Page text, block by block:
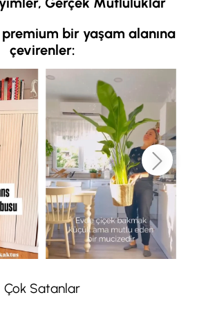
bir yaşam alanına
çevirenler:
Çok Satanlar